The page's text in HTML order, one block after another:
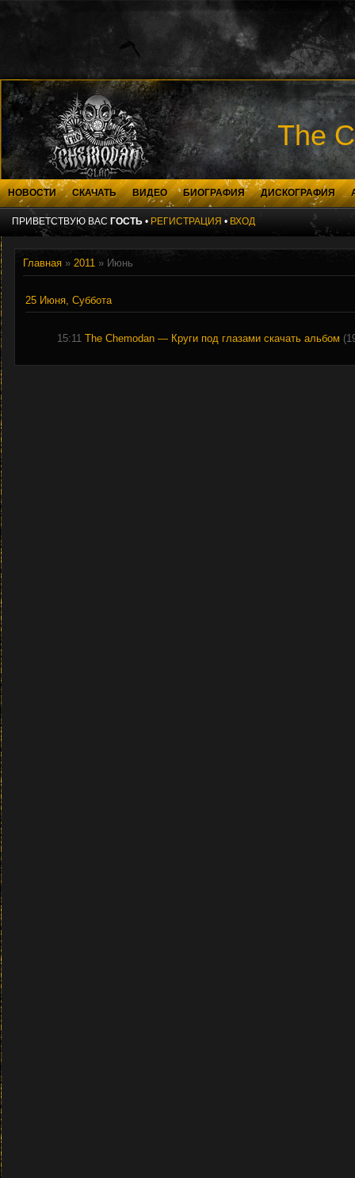
The
НОВОСТИ СКАЧАТЬ ВИДЕО БИОГРАФИЯ ДИСКОГРАФИЯ
ПРИВЕТСТВУЮ ВАС ГОСТЬ • РЕГИСТРАЦИЯ • ВХОД
Главная » 2011 » Июнь
25 Июня, Суббота
15:11 The Chemodan — Круги под глазами скачать альбом